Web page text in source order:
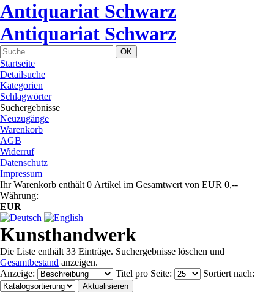
Antiquariat Schwarz
Antiquariat Schwarz
Startseite
Detailsuche
Kategorien
Schlagwörter
Suchergebnisse
Neuzugänge
Warenkorb
AGB
Widerruf
Datenschutz
Impressum
Ihr Warenkorb enthält 0 Artikel im Gesamtwert von EUR 0,--
Währung:
EUR
Kunsthandwerk
Die Liste enthält 33 Einträge. Suchergebnisse löschen und
Gesamtbestand anzeigen.
Anzeige: Titel pro Seite: Sortiert nach: